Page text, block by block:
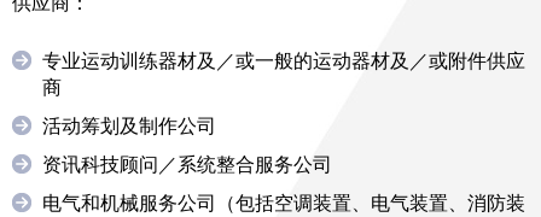
专业运动训练器材及／或一般的运动器材及／或附件供应
商
活动筹划及制作公司
资讯科技顾问／系统整合服务公司
电气和机械服务公司（包括空调装置、电气装置、消防装